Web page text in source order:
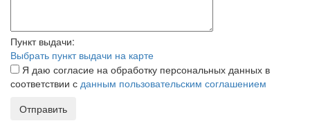
Пункт выдачи:
Выбрать пункт выдачи на карте
Я даю согласие на обработку персональных данных в
соответствии с данным пользовательским соглашением
Отправить